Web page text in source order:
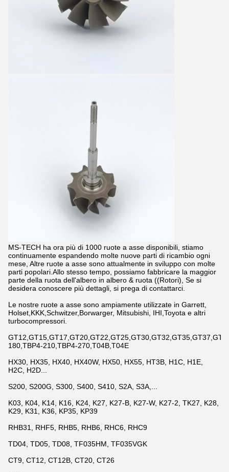
MS-TECH ha ora più di 1000 ruote a asse disponibili, stiamo
continuamente espandendo molte nuove parti di ricambio ogni
mese, Altre ruote a asse sono attualmente in sviluppo con molte
parti popolari.Allo stesso tempo, possiamo fabbricare la maggior
parte della ruota dell'albero in albero & ruota ((Rotori), Se si
desidera conoscere più dettagli, si prega di contattarci.
Le nostre ruote a asse sono ampiamente utilizzate in Garrett,
Holset,KKK,Schwitzer,Borwarger, Mitsubishi, IHI,Toyota e altri
turbocompressori.
180,TBP4-210,TBP4-270,T04B,T04E
HX30, HX35, HX40, HX40W, HX50, HX55, HT3B, H1C, H1E,
H2C, H2D...
S200, S200G, S300, S400, S410, S2A, S3A,...
K03, K04, K14, K16, K24, K27, K27-B, K27-W, K27-2, TK27, K28,
K29, K31, K36, KP35, KP39
RHB31, RHF5, RHB5, RHB6, RHC6, RHC9
TD04, TD05, TD08, TF035HM, TF035VGK
CT9, CT12, CT12B, CT20, CT26